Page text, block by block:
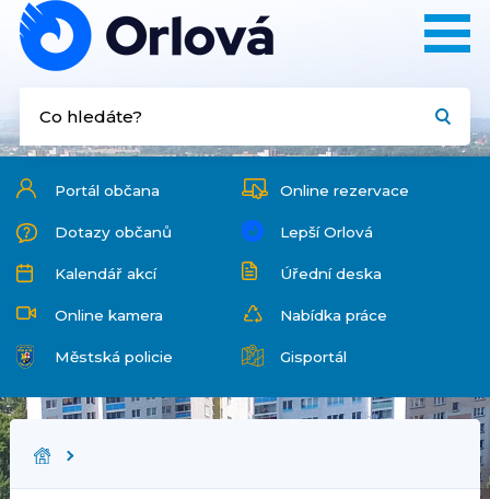
Portál občana Online rezervace
Dotazy občanů Lepší Orlová
Kalendář akcí Úřední deska
Online kamera Nabídka práce
Městská policie Gisportál